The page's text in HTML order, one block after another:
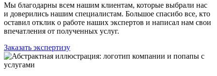
Мы благодарны всем нашим клиентам, которые выбрали нас
и доверились нашим специалистам. Большое спасибо все, кто
оставил отклик о работе наших экспертов и написал нам свои
впечатления от полученных услуг.
Заказать экспертизу